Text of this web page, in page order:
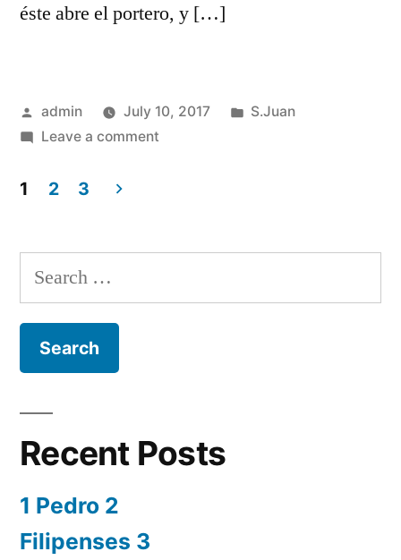
éste abre el portero, y […]
Posted
by
admin July 10, 2017
Posted
S.Juan
Leave a commenton
navigation
1 2 3
Search
for:
Recent Posts
1 Pedro 2
Filipenses 3